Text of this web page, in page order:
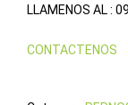
LLAMENOS AL :
CONTACTENOS